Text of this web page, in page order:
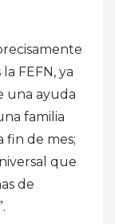
FEFN, ya
una ayuda
familia
fin de mes;
que
de